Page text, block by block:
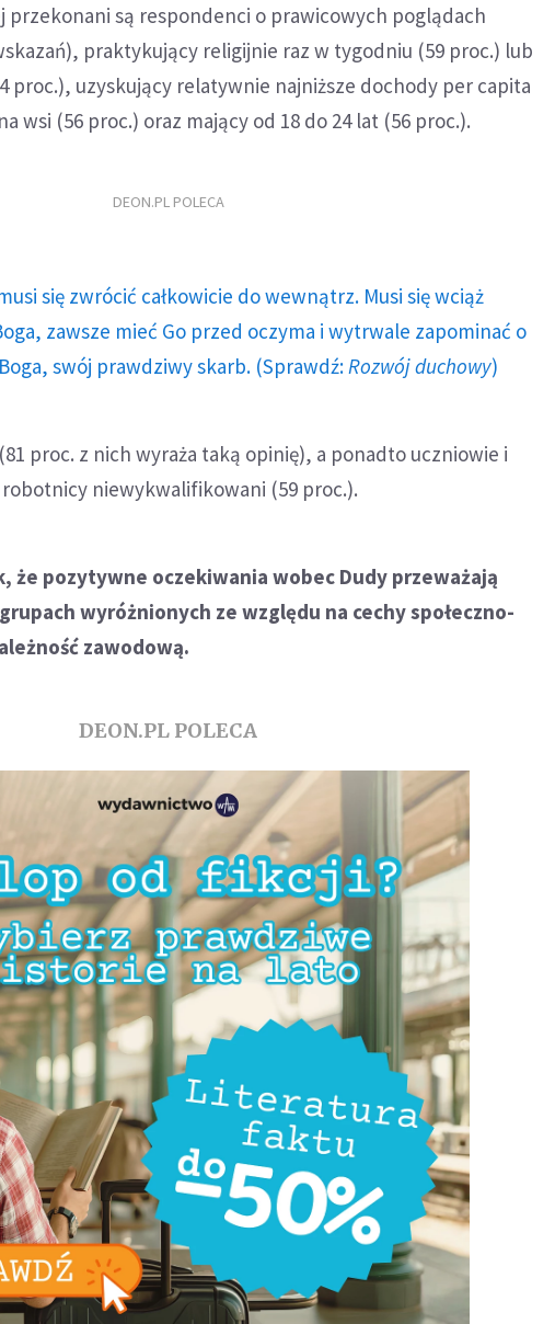
przekonani są respondenci o prawicowych poglądach
praktykujący religijnie raz w tygodniu (59 proc.) lub
proc.), uzyskujący relatywnie najniższe dochody per capita
wsi (56 proc.) oraz mający od 18 do 24 lat (56 proc.).
DEON.PL POLECA
się zwrócić całkowicie do wewnątrz. Musi się wciąż
zawsze mieć Go przed oczyma i wytrwale zapominać o
swój prawdziwy skarb. (Sprawdź: Rozwój duchowy)
proc. z nich wyraża taką opinię), a ponadto uczniowie i
niewykwalifikowani (59 proc.).
że pozytywne oczekiwania wobec Dudy przeważają
wyróżnionych ze względu na cechy społeczno-
zawodową.
DEON.PL POLECA